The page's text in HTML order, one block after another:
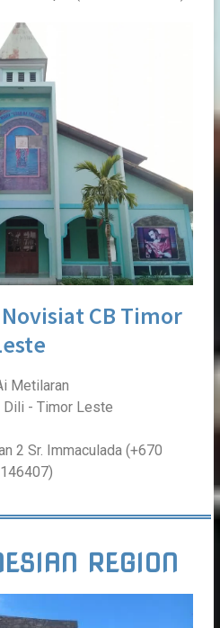
CB Timor
Metilaran
Dili - Timor Leste
2 Sr. Immaculada (+670
REGION